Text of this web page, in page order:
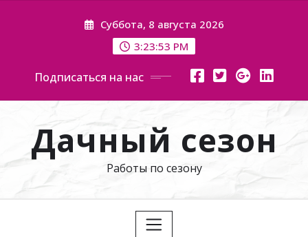
Суббота, 8 августа 2026
3:23:54 PM
Подписаться на нас
Дачный сезон
Работы по сезону